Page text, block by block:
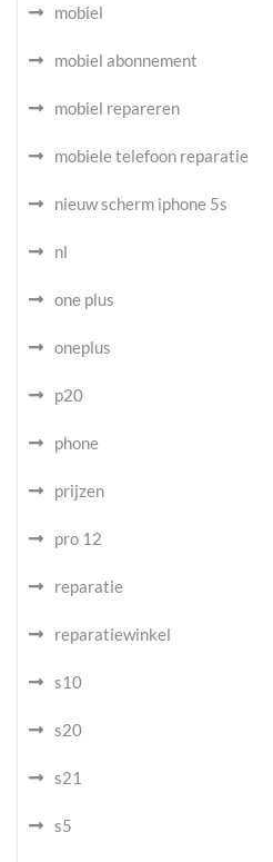
mobiel
mobiel abonnement
mobiel repareren
mobiele telefoon reparatie
nieuw scherm iphone 5s
nl
one plus
oneplus
p20
phone
prijzen
pro 12
reparatie
reparatiewinkel
s10
s20
s21
s5